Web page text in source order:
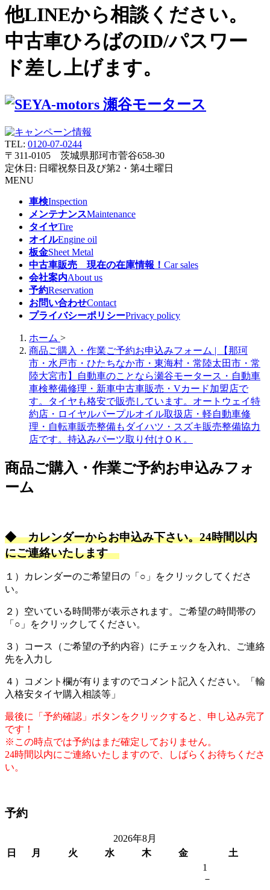
他LINEから相談ください。
中古車ひろばのID/パスワー
ド差し上げます。
TEL: 0120-07-0244
〒311-0105 茨城県那珂市菅谷658-30
定休日: 日曜祝祭日及び第2・第4土曜日
MENU
車検Inspection
メンテナンスMaintenance
タイヤTire
オイルEngine oil
板金Sheet Metal
中古車販売 現在の在庫情報！ Car sales
会社案内About us
予約Reservation
お問い合わせContact
プライバシーポリシーPrivacy policy
ホーム >
商品ご購入・作業ご予約お申込みフォーム | 【那珂
市・水戸市・ひたちなか市・東海村・常陸太田市・常
陸大宮市】自動車のことなら瀬谷モータース・自動車
車検整備修理・新車中古車販売・Vカード加盟店で
す。タイヤも格安で販売しています。オートウェイ特
約店・ロイヤルパープルオイル取扱店・軽自動車修
理・自転車販売整備もダイハツ・スズキ販売整備協力
店です。持込みパーツ取り付けＯＫ。
商品ご購入・作業ご予約お申込みフォ
ーム
◆ カレンダーからお申込み下さい。24時間以内
にご連絡いたします
１）カレンダーのご希望日の「○」をクリックしてくださ
い。
２）空いている時間帯が表示されます。ご希望の時間帯の
「○」をクリックしてください。
３）コース（ご希望の予約内容）にチェックを入れ、ご連絡
先を入力し
４）コメント欄が有りますのでコメント記入ください。「輸
入格安タイヤ購入相談等」
最後に「予約確認」ボタンをクリックすると、申し込み完了
です！
※この時点では予約はまだ確定しておりません。
24時間以内にご連絡いたしますので、しばらくお待ちくださ
い。
予約
2026年8月
日
月 火 水 木 金
土
1
－